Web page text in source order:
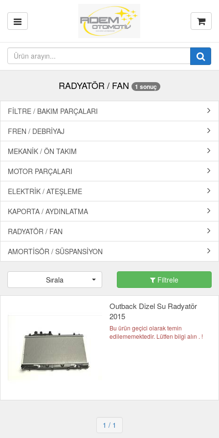
RADYATÖR / FAN 1 sonuç
FİLTRE / BAKIM PARÇALARI
FREN / DEBRİYAJ
MEKANİK / ÖN TAKIM
MOTOR PARÇALARI
ELEKTRİK / ATEŞLEME
KAPORTA / AYDINLATMA
RADYATÖR / FAN
AMORTİSÖR / SÜSPANSİYON
Sırala Filtrele
Outback Dizel Su Radyatör
2015
Bu ürün geçici olarak temin
edilememektedir. Lütfen bilgi alın . !
1 / 1